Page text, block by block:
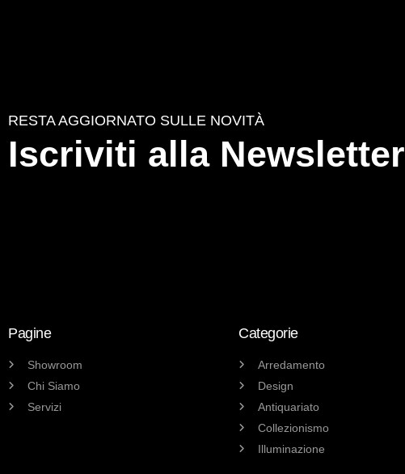
RESTA AGGIORNATO SULLE NOVITÀ
Iscriviti alla Newsletter
Pagine
Showroom
Chi Siamo
Servizi
Categorie
Arredamento
Design
Antiquariato
Collezionismo
Illuminazione